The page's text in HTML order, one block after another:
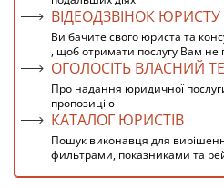
ВІДЕОДЗВІНОК ЮРИСТУ
Ви бачите свого юриста та
, щоб отримати послугу Вам не
ОГОЛОСІТЬ ВЛАСНИЙ
Про надання юридичної
пропозицію
КАТАЛОГ ЮРИСТІВ
Пошук виконавця для
фильтрами, показниками та